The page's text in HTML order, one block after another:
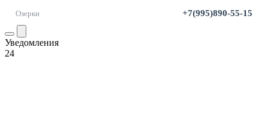
Озерки +7(995)890-55-15
Уведомления
24